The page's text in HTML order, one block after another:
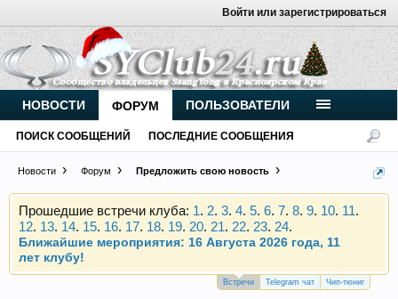
Войти или зарегистрироваться
Новости Форум Предложить свою новость
Внимание, новые участники нашего клуба!
Основное общение происходит вTelegram-чате.
Присоединяйтесь.
Чип-тюнинг (прошивка) дизелей от
Vahmurka
Прошедшие встречи клуба: 1. 2. 3. 4. 5. 6. 7. 8. 9. 10. 11.
12. 13. 14. 15. 16. 17. 18. 19. 20. 21. 22. 23. 24.
Ближайшие мероприятия: 16 Августа 2026 года, 11
лет клубу!
Внимание, новые участники нашего клуба!
Встречи Telegram чат Чип-тюниг
НОВОСТИ ФОРУМ
ПОИСК СООБЩЕНИЙ ПОСЛЕДНИЕ СООБЩЕНИЯ
ПОЛЬЗОВАТЕЛИ